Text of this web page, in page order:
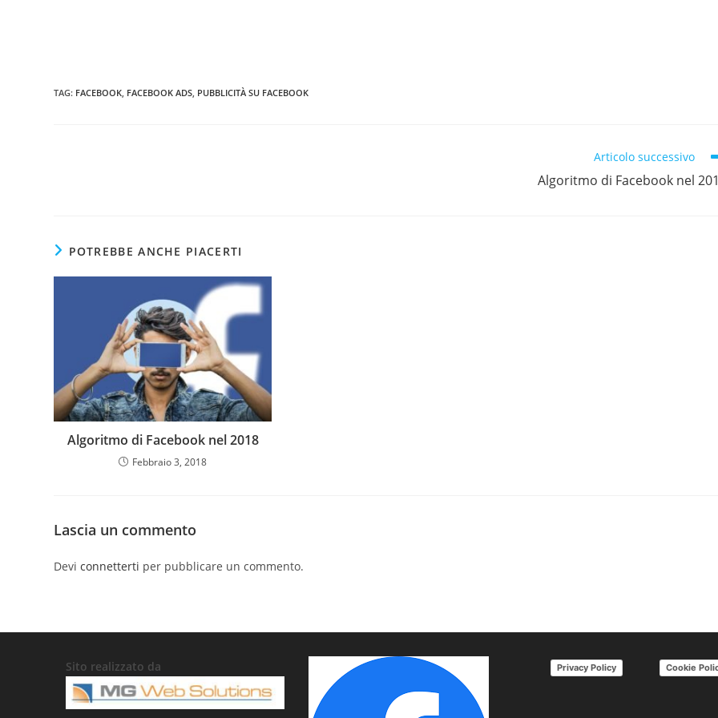
TAG: FACEBOOK FACEBOOK ADS PUBBLICITÀ SU FACEBOOK
Articolo successivo
Algoritmo di Facebook nel
POTREBBE ANCHE PIACERTI
Algoritmo di Facebook nel 2018
Febbraio 3, 2018
Lascia un commento
Deviconnetterti per pubblicare un commento.
Sito realizzato da Privacy Policy Cookie